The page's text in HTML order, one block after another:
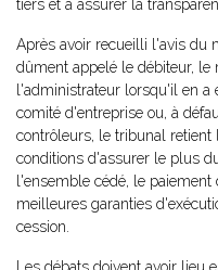
tiers et à assurer la
Après avoir recueilli l'avis du
dûment appelé le débiteur, le
l'administrateur lorsqu'il en a
comité d'entreprise ou, à
contrôleurs, le tribunal
conditions d'assurer le plus
l'ensemble cédé, le
meilleures garanties
cession.